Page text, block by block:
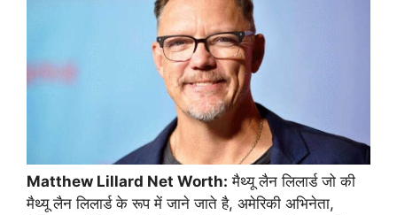
Matthew Lillard Net Worth: मैथ्यू लैन लिलार्ड जो की
मैथ्यू लैन लिलार्ड के रूप में जाने जाते है, अमेरिकी अभिनेता,